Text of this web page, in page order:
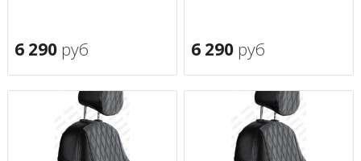
6 290 руб 6 290 руб